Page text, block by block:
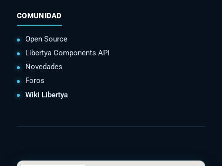
COMUNIDAD
Open Source
Libertya Components API
Novedades
Foros
Wiki Libertya